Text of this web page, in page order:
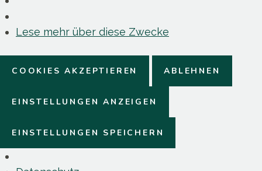
Lese mehr über diese Zwecke
COOKIES AKZEPTIEREN ABLEHNEN
EINSTELLUNGEN ANZEIGEN
EINSTELLUNGEN SPEICHERN